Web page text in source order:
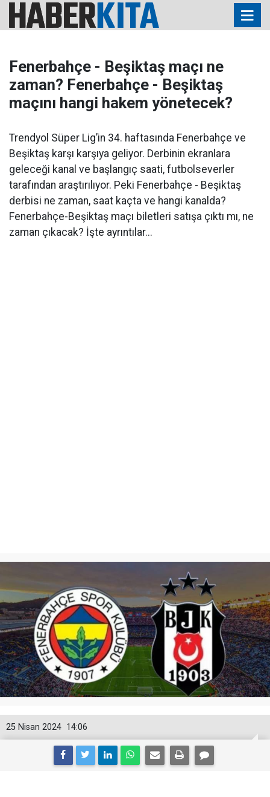
Fenerbahçe - Beşiktaş maçı ne
zaman? Fenerbahçe - Beşiktaş
maçını hangi hakem yönetecek?
Trendyol Süper Lig’in 34. haftasında Fenerbahçe ve
Beşiktaş karşı karşıya geliyor. Derbinin ekranlara
geleceği kanal ve başlangıç saati, futbolseverler
tarafından araştırılıyor. Peki Fenerbahçe - Beşiktaş
derbisi ne zaman, saat kaçta ve hangi kanalda?
Fenerbahçe-Beşiktaş maçı biletleri satışa çıktı mı, ne
zaman çıkacak? İşte ayrıntılar...
14:06
25 Nisan 2024